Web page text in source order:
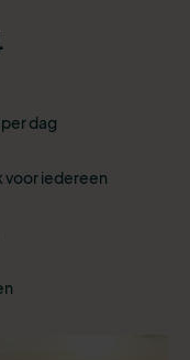
dag
voor iedereen